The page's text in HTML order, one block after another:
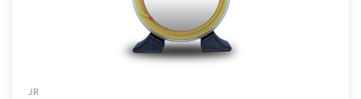
JR